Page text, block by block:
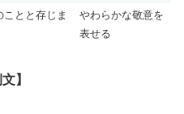
とと存じま
やわらかな敬意を
表せる
】